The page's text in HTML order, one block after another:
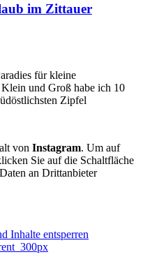
im Zittauer
für kleine
und Groß habe ich 10
Zipfel
von Instagram. Um auf
Sie auf die Schaltfläche
an Drittanbieter
Inhalte entsperren